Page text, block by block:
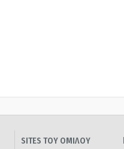
SITES ΤΟΥ ΟΜΙΛΟΥ